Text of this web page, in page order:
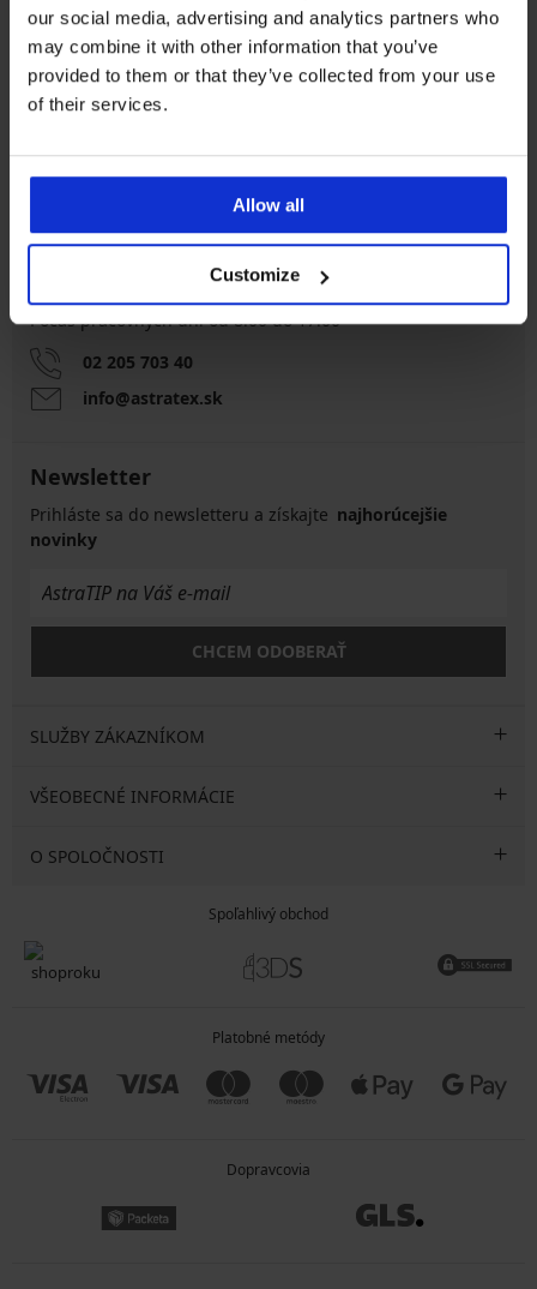
our social media, advertising and analytics partners who
may combine it with other information that you’ve
provided to them or that they’ve collected from your use
of their services.
Allow all
Customize
8 % z nákupu späť
Výmena a vrátenie
Chytrý sprievodca
Zákaznícka podpora
Počas pracovných dní od 8:00 do 17:00
02 205 703 40
info@astratex.sk
Newsletter
Prihláste sa do newsletteru a získajte najhorúcejšie
novinky
CHCEM ODOBERAŤ
SLUŽBY ZÁKAZNÍKOM
VŠEOBECNÉ INFORMÁCIE
O SPOLOČNOSTI
Spoľahlivý obchod
Platobné metódy
Dopravcovia